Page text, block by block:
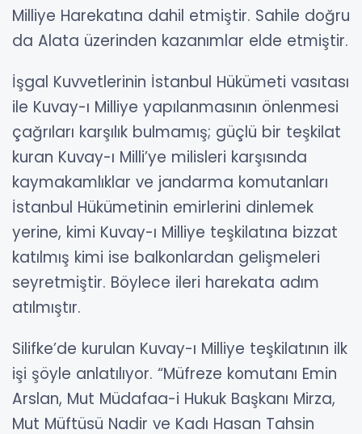
Milliye Harekatına dahil etmiştir. Sahile doğru
da Alata üzerinden kazanımlar elde etmiştir.
İşgal Kuvvetlerinin İstanbul Hükümeti vasıtası
ile Kuvay-ı Milliye yapılanmasının önlenmesi
çağrıları karşılık bulmamış; güçlü bir teşkilat
kuran Kuvay-ı Milli’ye milisleri karşısında
kaymakamlıklar ve jandarma komutanları
İstanbul Hükümetinin emirlerini dinlemek
yerine, kimi Kuvay-ı Milliye teşkilatına bizzat
katılmış kimi ise balkonlardan gelişmeleri
seyretmiştir. Böylece ileri harekata adım
atılmıştır.
Silifke’de kurulan Kuvay-ı Milliye teşkilatının ilk
işi şöyle anlatılıyor. “Müfreze komutanı Emin
Arslan, Mut Müdafaa-i Hukuk Başkanı Mirza,
Mut Müftüsü Nadir ve Kadı Hasan Tahsin